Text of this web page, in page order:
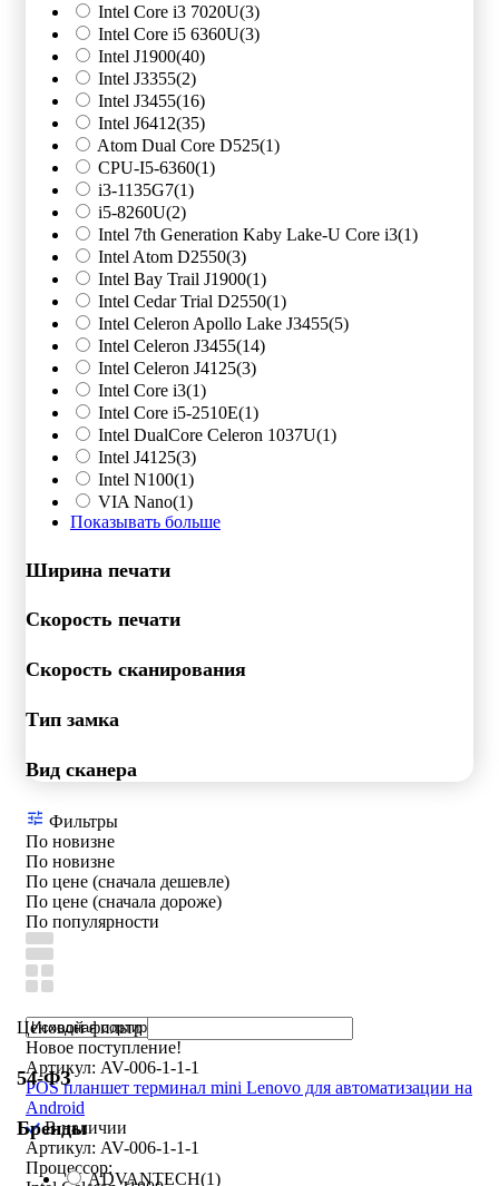
Intel Core i3 7020U(3)
Intel Core i5 6360U(3)
Intel J1900(40)
Intel J3355(2)
Intel J3455(16)
Intel J6412(35)
Atom Dual Core D525(1)
CPU-I5-6360(1)
i3-1135G7(1)
i5-8260U(2)
Intel 7th Generation Kaby Lake-U Core i3(1)
Intel Atom D2550(3)
Intel Bay Trail J1900(1)
Intel Cedar Trial D2550(1)
Intel Celeron Apollo Lake J3455(5)
Intel Celeron J3455(14)
Intel Celeron J4125(3)
Intel Core i3(1)
Intel Core i5-2510E(1)
Intel DualCore Celeron 1037U(1)
Intel J4125(3)
Intel N100(1)
VIA Nano(1)
Показывать больше
Ширина печати
Скорость печати
Скорость сканирования
Тип замка
Вид сканера
Фильтры
По новизне
По новизне
По цене (сначала дешевле)
По цене (сначала дороже)
По популярности
Ценовой фильтр
54-ФЗ
Бренды
ADVANTECH(1)
Новое поступление!
Артикул: AV-006-1-1-1
POS планшет терминал mini Lenovo для автоматизации на
Android
В наличии
Артикул: AV-006-1-1-1
Процессор: